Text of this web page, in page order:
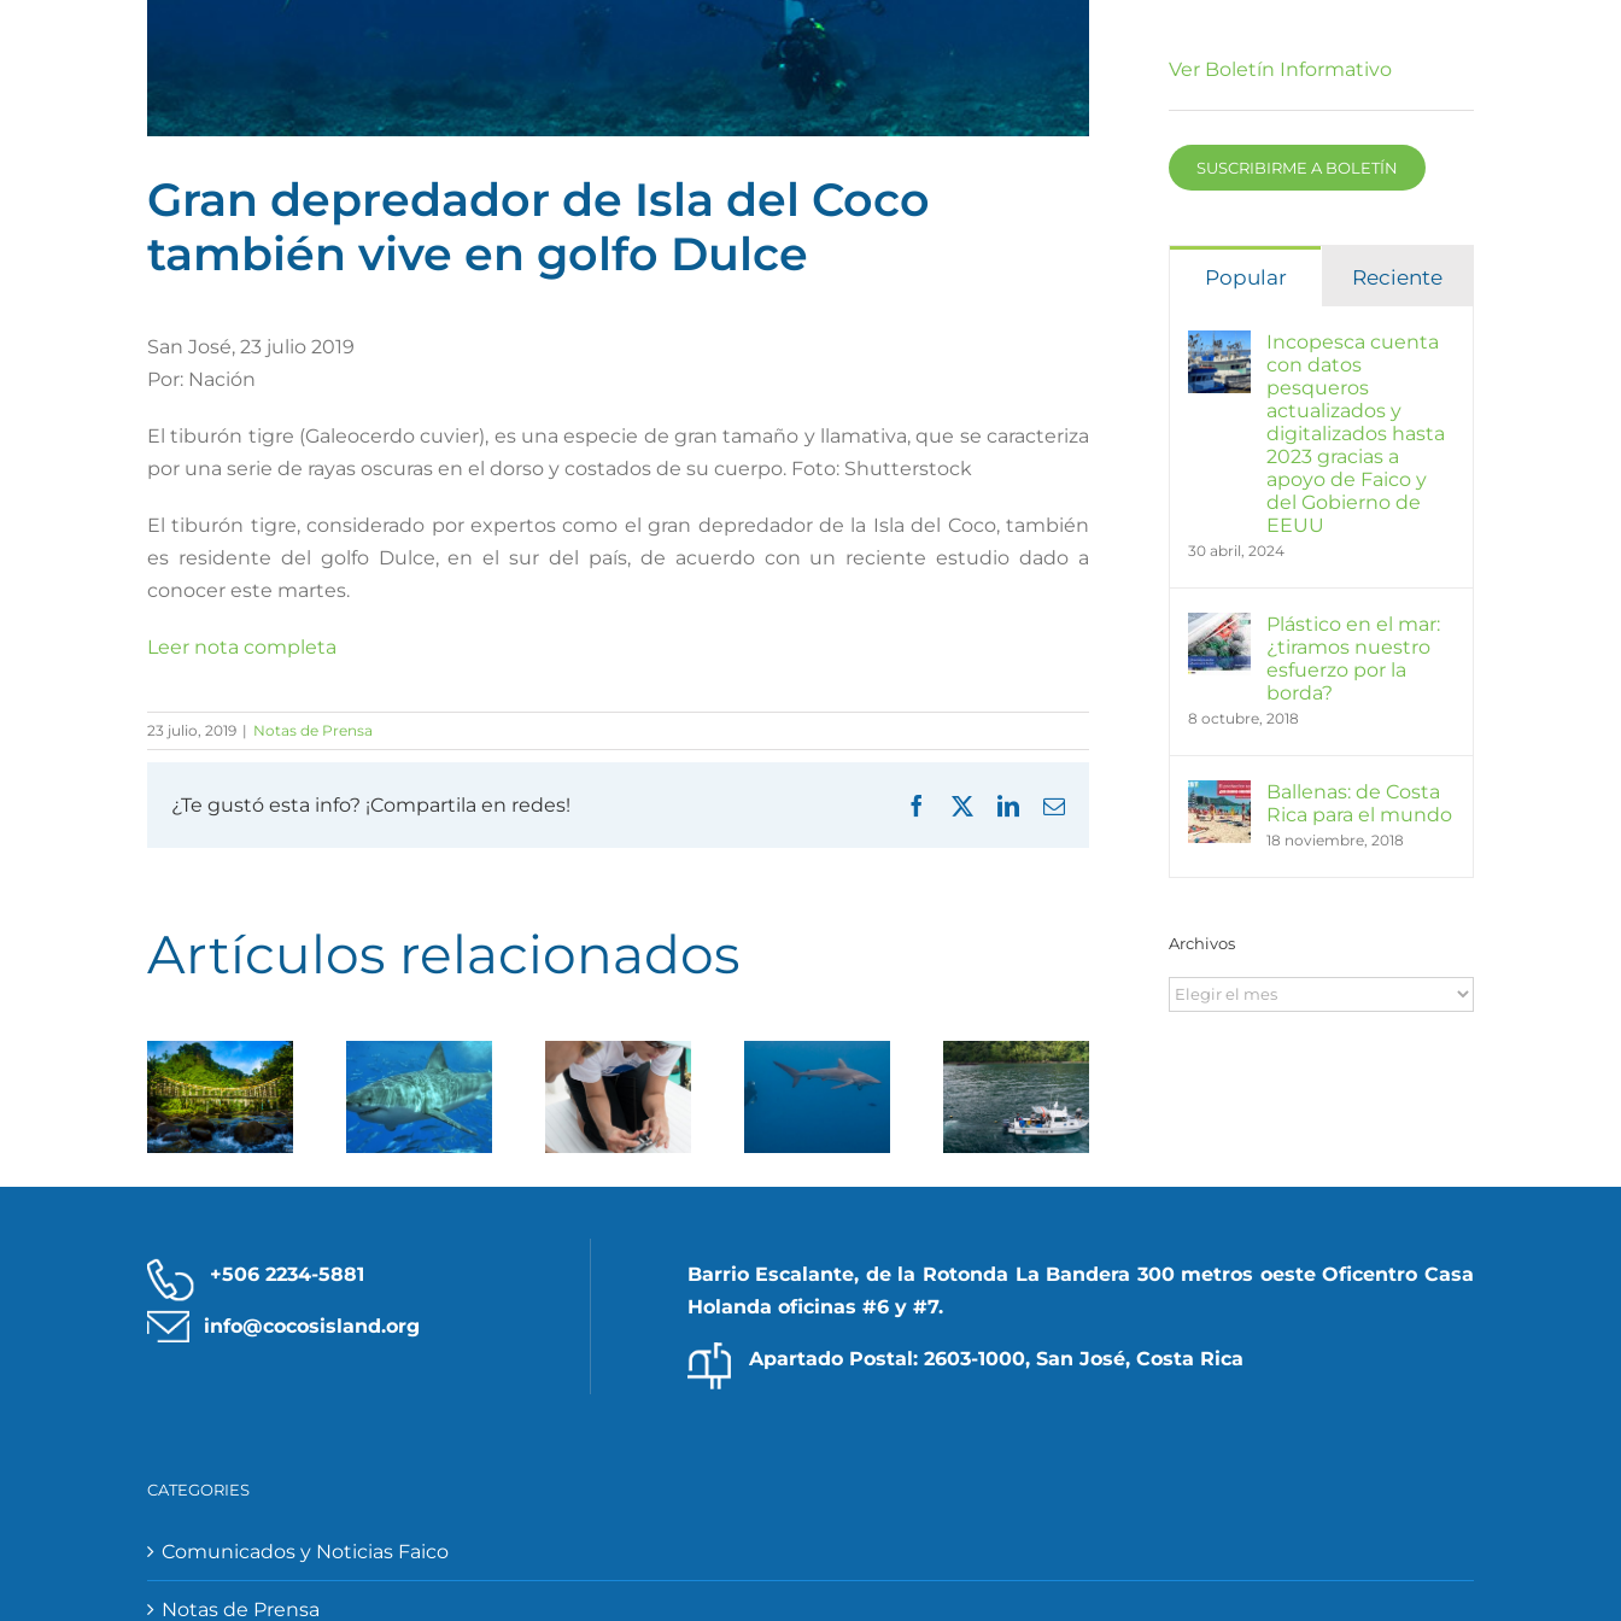
Gran depredador de Isla del Coco
también vive en golfo Dulce
San José, 23 julio 2019
Por: Nación
El tiburón tigre (Galeocerdo cuvier), es una especie de gran tamaño y llamativa, que se caracteriza
por una serie de rayas oscuras en el dorso y costados de su cuerpo. Foto: Shutterstock
El tiburón tigre, considerado por expertos como el gran depredador de la Isla del Coco, también
es residente del golfo Dulce, en el sur del país, de acuerdo con un reciente estudio dado a
conocer este martes.
Leer nota completa
23 julio, 2019 | Notas de Prensa
¿Te gustó esta info? ¡Compartila en redes! Facebook LinkedInCorreo
Artículos relacionados
prevención
de
tiburones
del
Parque
Nacional
comportamiento
de
tiburones
migratorios
en la Isla
del Coco
serán
seguidos
por GPS
comportamiento
de los
migratorios
del
Isla del
Coco
Ver Boletín Informativo
SUSCRIBIRME A BOLETÍN
Popular Reciente
Incopesca cuenta
con datos
pesqueros
actualizados y
digitalizados hasta
2023 gracias a
apoyo de Faico y
del Gobierno de
EEUU
30 abril, 2024
Plástico en el mar:
¿tiramos nuestro
esfuerzo por la
borda?
8 octubre, 2018
Ballenas: de Costa
Rica para el mundo
18 noviembre, 2018
Archivos
Archivos
+506 2234-5881
info@cocosisland.org
Barrio Escalante, de la Rotonda La Bandera 300 metros oeste Oficentro Casa
Holanda oficinas #6 y #7.
Apartado Postal: 2603-1000, San José, Costa Rica
CATEGORIES
Comunicados y Noticias Faico
Notas de Prensa